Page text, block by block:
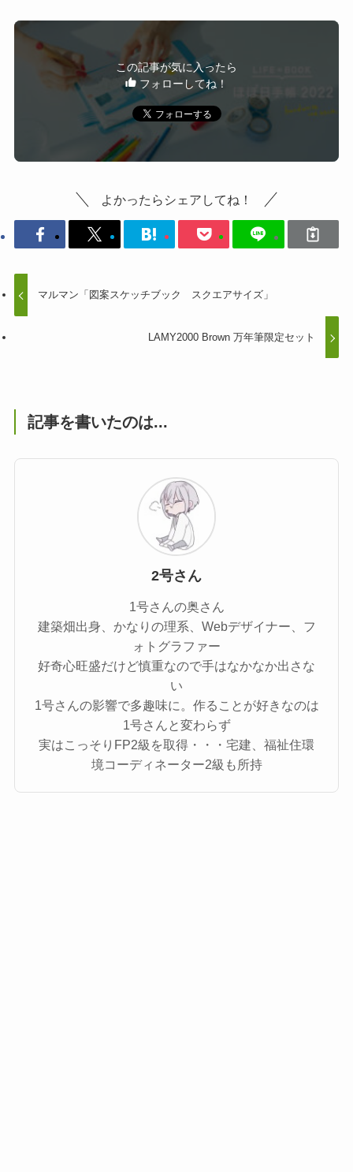
この記事が気に入ったら
フォローしてね！
よかったらシェアしてね！
マルマン「図案スケッチブック スクエアサイズ」
LAMY2000 Brown 万年筆限定セット
記事を書いたのは...
2号さん
1号さんの奥さん
建築畑出身、かなりの理系、Webデザイナー、フ
ォトグラファー
好奇心旺盛だけど慎重なので手はなかなか出さな
い
1号さんの影響で多趣味に。作ることが好きなのは
1号さんと変わらず
実はこっそりFP2級を取得・・・宅建、福祉住環
境コーディネーター2級も所持